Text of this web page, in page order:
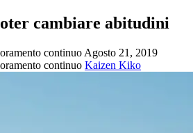
cambiare abitudini
continuo Agosto 21, 2019
continuo Kaizen Kiko